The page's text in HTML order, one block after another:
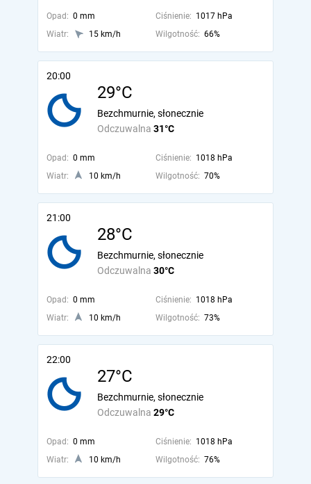
Opad: 0 mm Ciśnienie: 1017 hPa
Wiatr:
15 km/h Wilgotność: 66%
20:00
29°C
Odczuwalna 31°C
Bezchmurnie, słonecznie
Opad: 0 mm Ciśnienie: 1018 hPa
Wiatr:
10 km/h Wilgotność: 70%
21:00
28°C
Odczuwalna 30°C
Bezchmurnie, słonecznie
Opad: 0 mm Ciśnienie: 1018 hPa
Wiatr:
10 km/h Wilgotność: 73%
22:00
27°C
Odczuwalna 29°C
Bezchmurnie, słonecznie
Opad: 0 mm Ciśnienie: 1018 hPa
Wiatr:
10 km/h Wilgotność: 76%